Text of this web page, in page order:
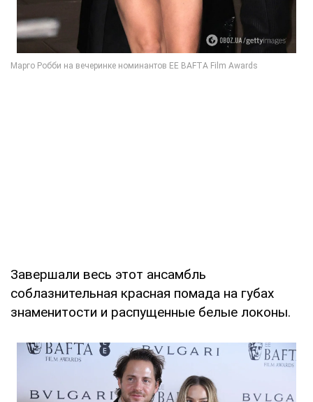
Завершали весь этот ансамбль
соблазнительная красная помада на губах
знаменитости и распущенные белые локоны.